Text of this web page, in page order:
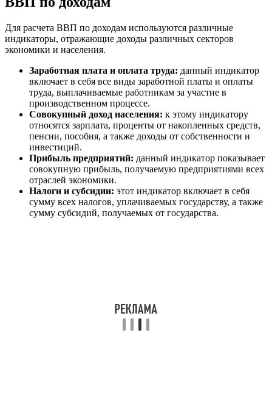
Для расчета ВВП по доходам используются различные
индикаторы, отражающие доходы различных секторов
экономики и населения.
Заработная плата и оплата труда: данный индикатор
включает в себя все виды заработной платы и оплаты
труда, выплачиваемые работникам за участие в
производственном процессе.
Совокупный доход населения: к этому индикатору
относятся зарплата, проценты от накопленных средств,
пенсии, пособия, а также доходы от собственности и
инвестиций.
Прибыль предприятий: данный индикатор показывает
совокупную прибыль, получаемую предприятиями всех
отраслей экономики.
Налоги и субсидии: этот индикатор включает в себя
сумму всех налогов, уплачиваемых государству, а также
сумму субсидий, получаемых от государства.